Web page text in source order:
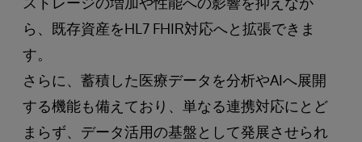
ら、既存資産をHL7 FHIR対応へと拡張できま
す。
さらに、蓄積した医療データを分析やAIへ展開
する機能も備えており、単なる連携対応にとど
まらず、データ活用の基盤として発展させられ